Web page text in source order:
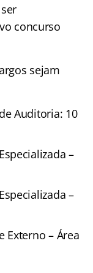
concurso
sejam
Auditoria: 10
–
–
Externo – Área